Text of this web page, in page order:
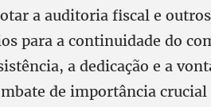
a auditoria fiscal e
para a continuidade do
a dedicação e a
de importância crucial